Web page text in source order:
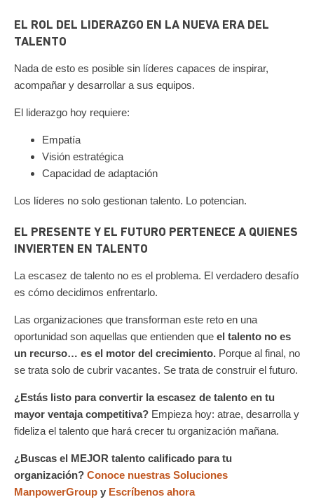
EL ROL DEL LIDERAZGO EN LA NUEVA ERA DEL
TALENTO
Nada de esto es posible sin líderes capaces de inspirar,
acompañar y desarrollar a sus equipos.
El liderazgo hoy requiere:
Empatía
Visión estratégica
Capacidad de adaptación
Los líderes no solo gestionan talento. Lo potencian.
EL PRESENTE Y EL FUTURO PERTENECE A QUIENES
INVIERTEN EN TALENTO
La escasez de talento no es el problema. El verdadero desafío
es cómo decidimos enfrentarlo.
Las organizaciones que transforman este reto en una
oportunidad son aquellas que entienden que el talento no es
un recurso… es el motor del crecimiento. Porque al final, no
se trata solo de cubrir vacantes. Se trata de construir el futuro.
¿Estás listo para convertir la escasez de talento en tu
mayor ventaja competitiva? Empieza hoy: atrae, desarrolla y
fideliza el talento que hará crecer tu organización mañana.
¿Buscas el MEJOR talento calificado para tu
organización? Conoce nuestras Soluciones
ManpowerGroup y Escríbenos ahora